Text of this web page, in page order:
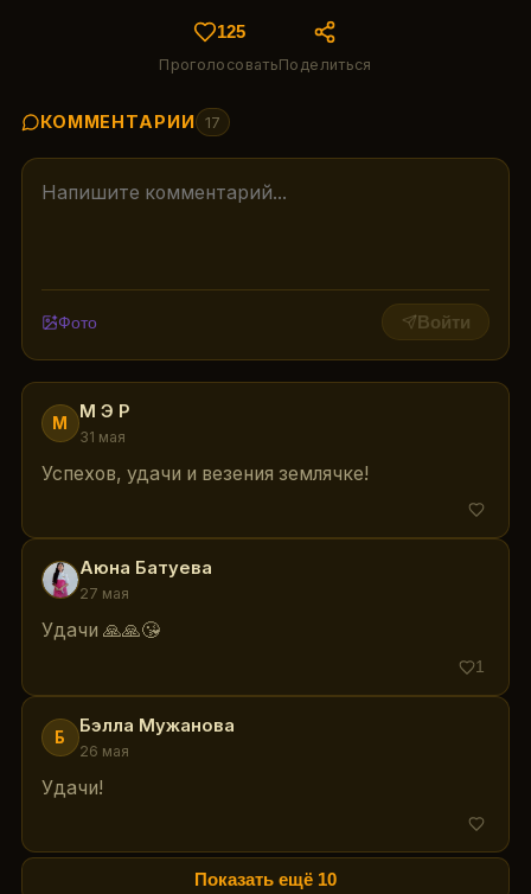
125
ПроголосоватьПоделиться
КОММЕНТАРИИ 17
Фото Войти
М
М Э Р
31 мая
Успехов, удачи и везения землячке!
А
Аюна Батуева
27 мая
Удачи 🙏🙏😘
1
Б
Бэлла Мужанова
26 мая
Удачи!
Показать ещё 10